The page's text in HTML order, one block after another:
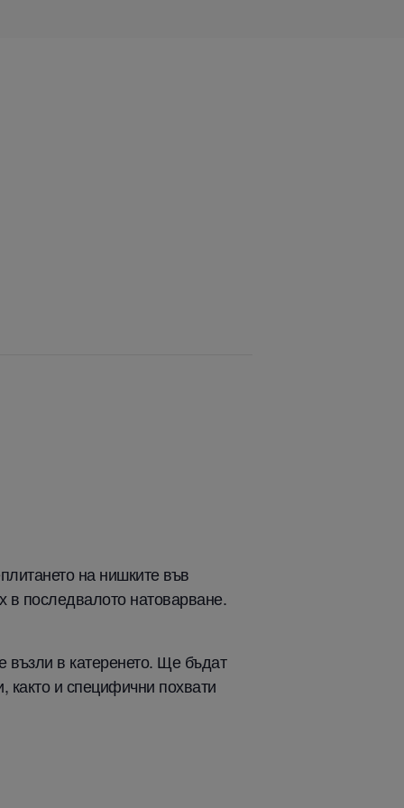
на нишките във
в последвалото натоварване.
възли в катеренето. Ще бъдат
както и специфични похвати